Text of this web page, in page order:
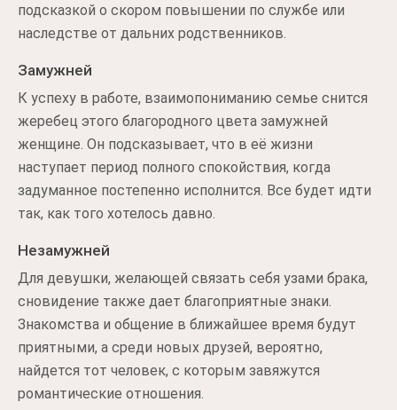
подсказкой о скором повышении по службе или
наследстве от дальних родственников.
Замужней
К успеху в работе, взаимопониманию семье снится
жеребец этого благородного цвета замужней
женщине. Он подсказывает, что в её жизни
наступает период полного спокойствия, когда
задуманное постепенно исполнится. Все будет идти
так, как того хотелось давно.
Незамужней
Для девушки, желающей связать себя узами брака,
сновидение также дает благоприятные знаки.
Знакомства и общение в ближайшее время будут
приятными, а среди новых друзей, вероятно,
найдется тот человек, с которым завяжутся
романтические отношения.